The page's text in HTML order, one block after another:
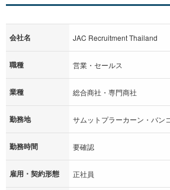
会社名 JAC Recruitment Thailand
職種 営業・セールス
業種 総合商社・専門商社
勤務地 サムットプラーカーン・バン
勤務時間 要確認
雇用・契約形態 正社員